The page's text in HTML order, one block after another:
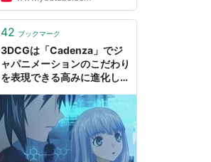
42 ブックマーク
3DCGは「Cadenza」でジ
ャパニメーションのこだわり
を表現できる高みに進化し
ペジオ ‐アルス・ノヴァ‐
Cadenza」脚本チーム座談
会 前編